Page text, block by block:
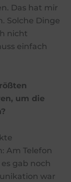
Das hat mir
Solche Dinge
nicht
einfach
um die
Am Telefon
gab noch
war